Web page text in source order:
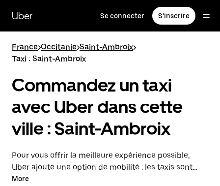
contenu
principal
Uber Se connecter S'inscrire
France>Occitanie>Saint-Ambroix>
Taxi : Saint-Ambroix
Commandez un taxi
avec Uber dans cette
ville : Saint-Ambroix
Pour vous offrir la meilleure expérience possible,
Uber ajoute une option de mobilité : les taxis sont
maintenant disponibles dans l'application. Uber Taxi :
More